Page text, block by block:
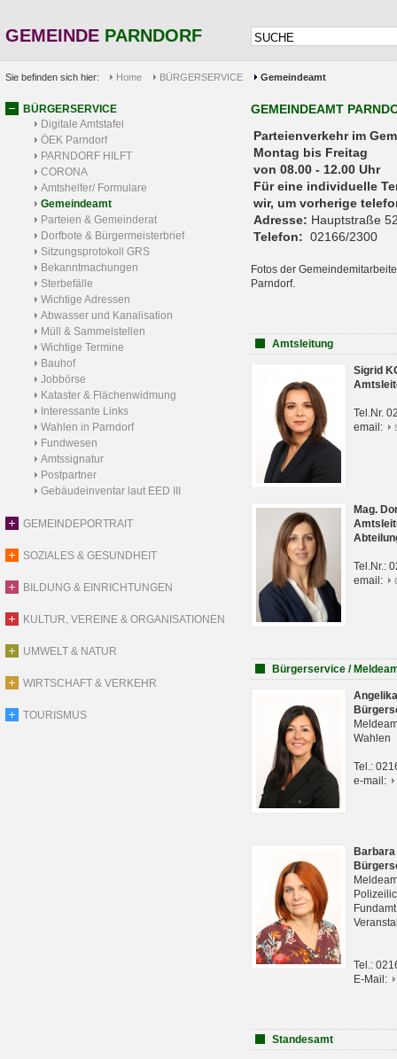
GEMEINDE PARNDORF
Sie befinden sich hier: Home BÜRGERSERVICE Gemeindeamt
BÜRGERSERVICE
Digitale Amtstafel
ÖEK Parndorf
PARNDORF HILFT
CORONA
Amtshelfer/ Formulare
Gemeindeamt
Parteien & Gemeinderat
Dorfbote & Bürgermeisterbrief
Sitzungsprotokoll GRS
Bekanntmachungen
Sterbefälle
Wichtige Adressen
Abwasser und Kanalisation
Müll & Sammelstellen
Wichtige Termine
Bauhof
Jobbörse
Kataster & Flächenwidmung
Interessante Links
Wahlen in Parndorf
Fundwesen
Amtssignatur
Postpartner
Gebäudeinventar laut EED III
GEMEINDEPORTRAIT
SOZIALES & GESUNDHEIT
BILDUNG & EINRICHTUNGEN
KULTUR, VEREINE & ORGANISATIONEN
UMWELT & NATUR
WIRTSCHAFT & VERKEHR
TOURISMUS
GEMEINDEAMT
Parteienverkehr
Montag bis Freitag
von 08.00 - 12.00 Uhr
Für eine individuelle
wir, um vorherige
Adresse: Hauptstraße
Telefon: 02166/2300
Fotos der
Parndorf.
Amtsleitung
Sigrid
Tel.Nr.
email:
Mag.
Tel.Nr.:
email:
Bürgerservice /
Wahlen
Tel.:
e-mail:
Tel.:
E-Mail:
Standesamt